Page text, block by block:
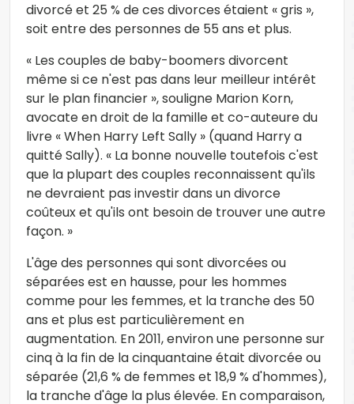
divorcé et 25 % de ces divorces étaient « gris »,
soit entre des personnes de 55 ans et plus.
« Les couples de baby-boomers divorcent
même si ce n'est pas dans leur meilleur intérêt
sur le plan financier », souligne Marion Korn,
avocate en droit de la famille et co-auteure du
livre « When Harry Left Sally » (quand Harry a
quitté Sally). « La bonne nouvelle toutefois c'est
que la plupart des couples reconnaissent qu'ils
ne devraient pas investir dans un divorce
coûteux et qu'ils ont besoin de trouver une autre
façon. »
L'âge des personnes qui sont divorcées ou
séparées est en hausse, pour les hommes
comme pour les femmes, et la tranche des 50
ans et plus est particulièrement en
augmentation. En 2011, environ une personne sur
cinq à la fin de la cinquantaine était divorcée ou
séparée (21,6 % de femmes et 18,9 % d'hommes),
la tranche d'âge la plus élevée. En comparaison,